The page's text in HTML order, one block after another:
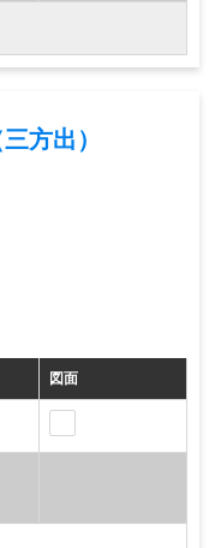
方出）
図面